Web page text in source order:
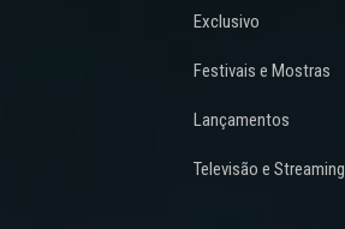
Exclusivo
Festivais e Mostras
Lançamentos
Televisão e Streaming